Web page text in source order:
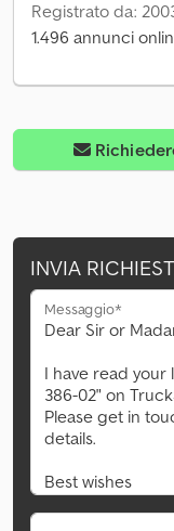
Registrato da:
1.496 annunci
INVIA
Messaggio*